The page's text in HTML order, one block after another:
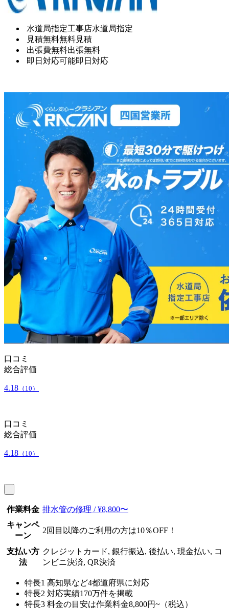
水道局指定工事店水道局指定
見積無料無料見積
出張費無料出張無料
即日対応可能即日対応
口コミ
総合評価
4.18 （10）
口コミ
総合評価
4.18 （10）
作業料金 排水管の修理 / ¥8,800〜
キャンペ
ーン
2回目以降のご利用の方は10％OFF！
支払い方
法
クレジットカード, 銀行振込, 後払い, 現金払い, コ
ンビニ決済, QR決済
特長1 高知県など4都道府県に対応
特長2 対応実績170万件を掲載
特長3 料金の目安は作業料金8,800円~（税込）